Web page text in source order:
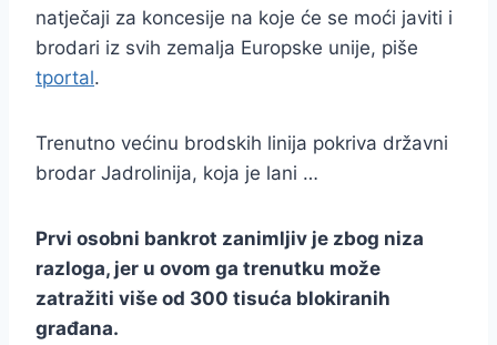
natječaji za koncesije na koje će se moći javiti i
brodari iz svih zemalja Europske unije, piše
tportal.
Trenutno većinu brodskih linija pokriva državni
brodar Jadrolinija, koja je lani …
Prvi osobni bankrot zanimljiv je zbog niza
razloga, jer u ovom ga trenutku može
zatražiti više od 300 tisuća blokiranih
građana.